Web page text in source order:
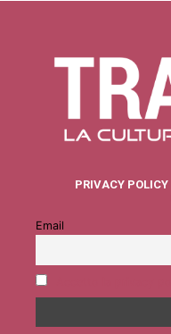
PRIVACY POLICY
Email